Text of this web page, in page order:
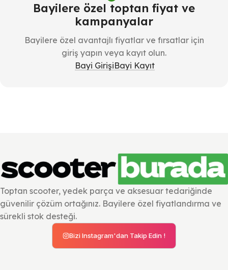
Bayilere özel toptan fiyat ve
kampanyalar
Bayilere özel avantajlı fiyatlar ve fırsatlar için
giriş yapın veya kayıt olun.
Bayi GirişiBayi Kayıt
Toptan scooter, yedek parça ve aksesuar tedariğinde
güvenilir çözüm ortağınız. Bayilere özel fiyatlandırma ve
sürekli stok desteği.
Bizi Instagram'dan Takip Edin !